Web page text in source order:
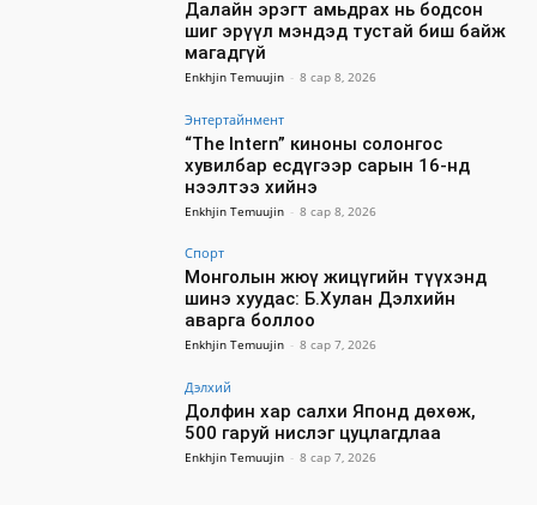
Далайн эрэгт амьдрах нь бодсон
шиг эрүүл мэндэд тустай биш байж
магадгүй
Enkhjin Temuujin - 8 сар 8, 2026
Энтертайнмент
“The Intern” киноны солонгос
хувилбар есдүгээр сарын 16-нд
нээлтээ хийнэ
Enkhjin Temuujin - 8 сар 8, 2026
Спорт
Монголын жюү жицүгийн түүхэнд
шинэ хуудас: Б.Хулан Дэлхийн
аварга боллоо
Enkhjin Temuujin - 8 сар 7, 2026
Дэлхий
Долфин хар салхи Японд дөхөж,
500 гаруй нислэг цуцлагдлаа
Enkhjin Temuujin - 8 сар 7, 2026